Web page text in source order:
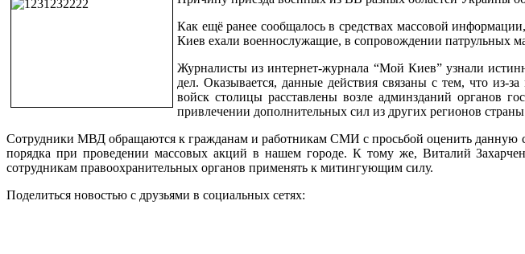
Как ещё ранее сообщалось в средствах массовой
Киев ехали военнослужащие, в сопровождении патрульных
Журналисты из интернет-журнала “Мой Киев” узнали
дел. Оказывается, данные действия связаны с тем, что из-
войск столицы расставлены возле админзданий органов
привлечении дополнительных сил из других регионов
Сотрудники МВД обращаются к гражданам и работникам СМИ с просьбой оценить данную
порядка при проведении массовых акций в нашем городе. К тому же, Виталий
сотрудникам правоохранительных органов применять к митингующим силу.
Поделиться новостью с друзьями в социальных сетях: